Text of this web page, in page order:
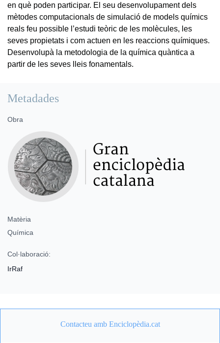
en què poden participar. El seu desenvolupament dels
mètodes computacionals de simulació de models químics
reals feu possible l’estudi teòric de les molècules, les
seves propietats i com actuen en les reaccions químiques.
Desenvolupà la metodologia de la química quàntica a
partir de les seves lleis fonamentals.
Metadades
Obra
Matèria
Química
Col·laboració:
IrRaf
Contacteu amb Enciclopèdia.cat